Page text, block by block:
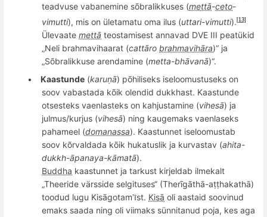
teadvuse vabanemine sõbralikkuses (mettā-ceto­-
vimutti), mis on ületamatu oma ilus (uttari-vimutti). [13]
Ülevaate mettā teostamisest annavad DVE III peatükid
„Neli brahmavihaarat (cattāro brahmavihāra)“ ja
„Sõbralikkuse arendamine (metta-bhāvanā)“.
•
Kaastunde (karuṇā) põhiliseks iseloomustuseks on
soov vabastada kõik olendid dukkhast. Kaastunde
otsesteks vaenlasteks on kahjustamine (vihesā) ja
julmus/kurjus (vihesā) ning kaugemaks vaenlaseks
pahameel (domanassa). Kaastunnet iseloomustab
soov kõrvaldada kõik hukatuslik ja kurvastav (ahita-
dukkh-āpanaya-kāmatā).
Buddha kaastunnet ja tarkust kirjeldab ilmekalt
„Theeride värsside selgituses“ (Therīgāthā-aṭṭhakathā)
toodud lugu Kisāgotam ī’st. Kisā oli aastaid soovinud
emaks saada ning oli viimaks sünnitanud poja, kes aga